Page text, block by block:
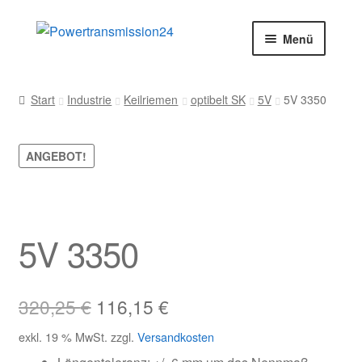
Zur
Zum
Menü
Blog
Impressum
Kontakt
Start Industrie Keilriemen optibelt SK 5V 5V 3350
ANGEBOT!
5V 3350
320,25€ Ursprünglicher
Preis
116,15 €Aktueller
Preis
exkl. 19 % MwSt. zzgl. Versandkosten